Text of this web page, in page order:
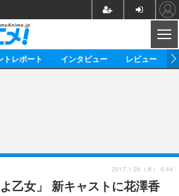
グッズ
ビジネス
アーティスト
実写
トレポート インタビュー レビュー
よ乙女」 新キャストに花澤香
2017.1.26（木） 9:44